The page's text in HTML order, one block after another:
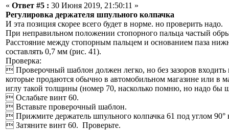
« Ответ #5 : 30 Июня 2019, 21:50:11 »
Регулировка держателя шпульного колпачка
И эта позиция скорее всего будет в норме. но проверить надо.
При неправильном положении стопорного пальца частый
Расстояние между стопорным пальцем и основанием паза
составлять 0,7 мм (рис. 41).
Проверка:
 Проверочный шаблон должен легко, но без зазоров
которые продаются обычно в автомобильном магазине или в
иглу такой толщины (номер 70, насколько помню, но надо бы
 Ослабьте винт 60.
 Вставьте проверочный шаблон.
 Прижмите держатель шпульного колпачка 61 под углом 90°
 Затяните винт 60. Проверьте.